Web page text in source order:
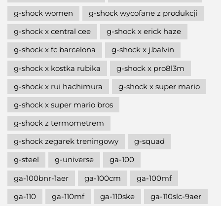
g-shock women
g-shock wycofane z produkcji
g-shock x central cee
g-shock x erick haze
g-shock x fc barcelona
g-shock x j.balvin
g-shock x kostka rubika
g-shock x pro8l3m
g-shock x rui hachimura
g-shock x super mario
g-shock x super mario bros
g-shock z termometrem
g-shock zegarek treningowy
g-squad
g-steel
g-universe
ga-100
ga-100bnr-1aer
ga-100cm
ga-100mf
ga-110
ga-110mf ga-110ske
ga-110slc-9aer